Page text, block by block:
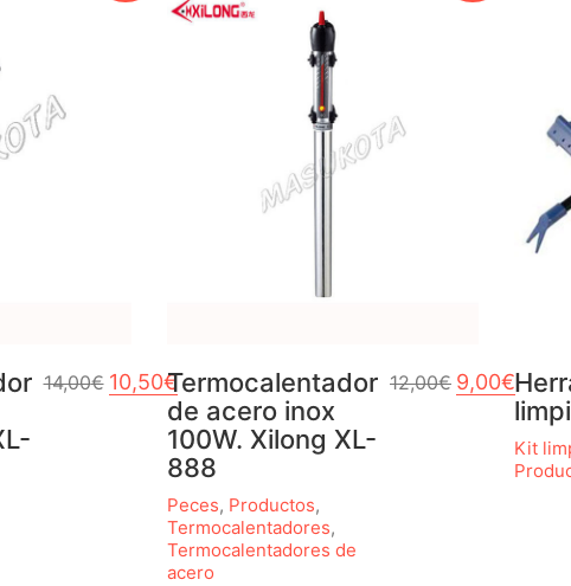
14,00€ El precio original era: 14,00€.
10,50€El precio actual es: 10,50€.
Termocalentador
de acero inox
100W. Xilong XL-
888
Peces, Productos,
Termocalentadores,
Termocalentadores de
acero
12,00€ El precio
9,00€El
Kit